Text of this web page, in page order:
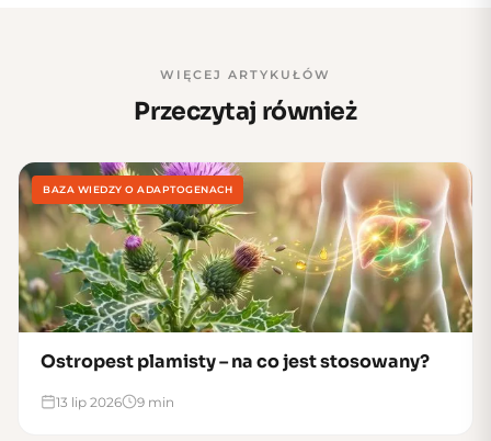
WIĘCEJ ARTYKUŁÓW
Przeczytaj również
BAZA WIEDZY O ADAPTOGENACH
Ostropest plamisty – na co jest stosowany?
13 lip 2026 9 min